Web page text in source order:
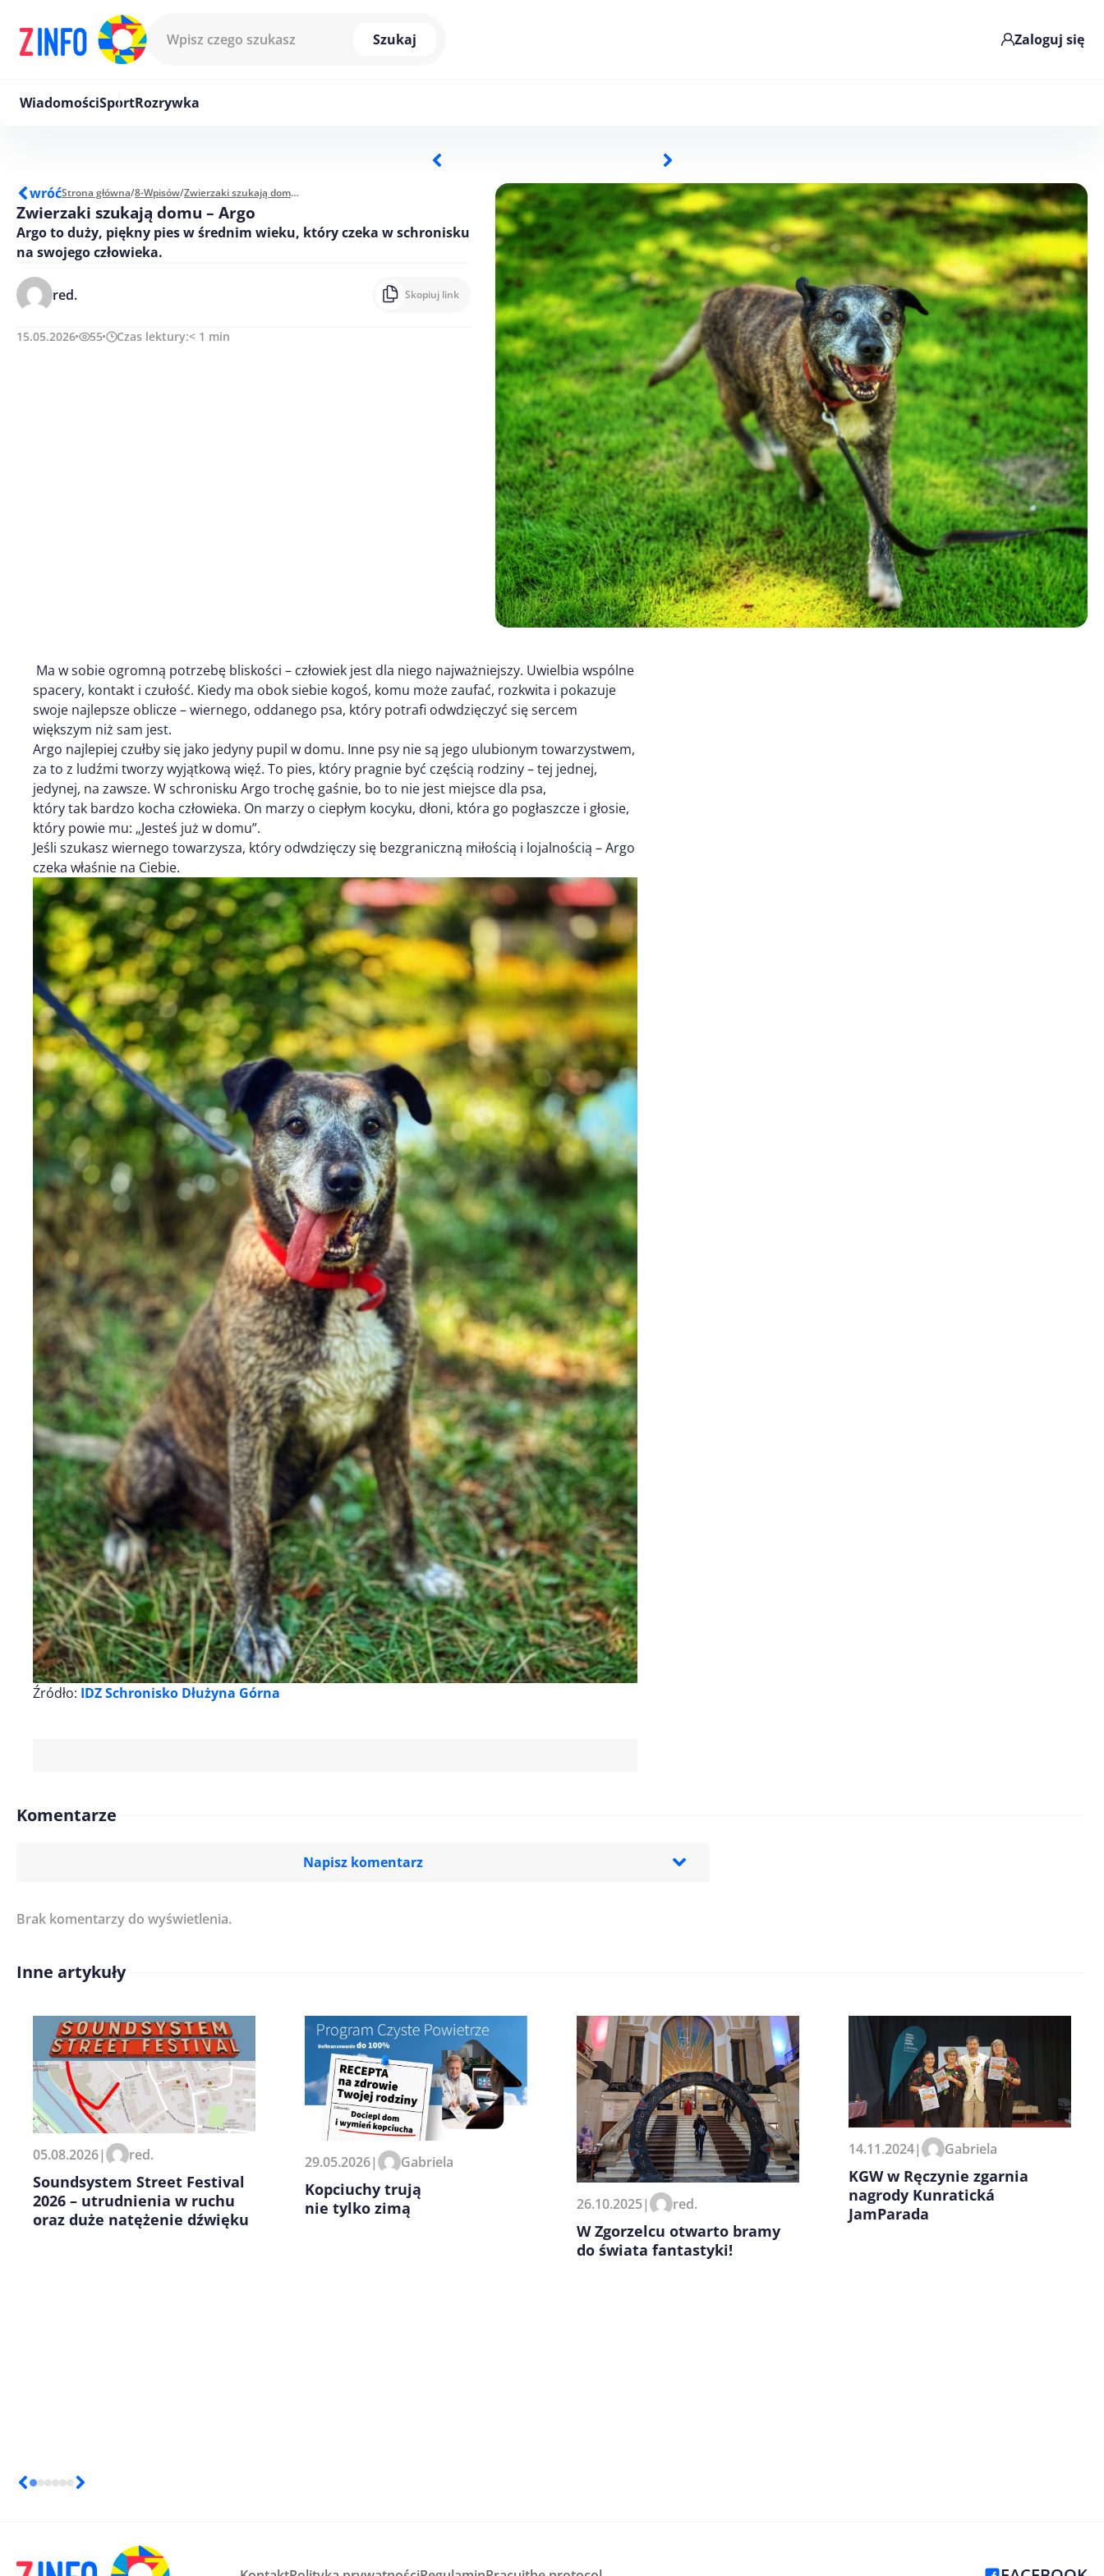
Szukaj
Zaloguj się
WiadomościSportRozrywka
wróćStrona główna/8-Wpisów/ Zwierzaki szukają domu - Argo
Zwierzaki szukają domu – Argo
Argo to duży, piękny pies w średnim wieku, który czeka w schronisku
na swojego człowieka.
red. Skopiuj link
15.05.2026 55 Czas lektury:< 1 min
Ma w sobie ogromną potrzebę bliskości – człowiek jest dla niego najważniejszy. Uwielbia wspólne
spacery, kontakt i czułość. Kiedy ma obok siebie kogoś, komu może zaufać, rozkwita i pokazuje
swoje najlepsze oblicze – wiernego, oddanego psa, który potrafi odwdzięczyć się sercem
większym niż sam jest.
Argo najlepiej czułby się jako jedyny pupil w domu. Inne psy nie są jego ulubionym towarzystwem,
za to z ludźmi tworzy wyjątkową więź. To pies, który pragnie być częścią rodziny – tej jednej,
jedynej, na zawsze. W schronisku Argo trochę gaśnie, bo to nie jest miejsce dla psa,
który tak bardzo kocha człowieka. On marzy o ciepłym kocyku, dłoni, która go pogłaszcze i głosie,
który powie mu: „Jesteś już w domu”.
Jeśli szukasz wiernego towarzysza, który odwdzięczy się bezgraniczną miłością i lojalnością – Argo
czeka właśnie na Ciebie.
Źródło: IDZ Schronisko Dłużyna Górna
Komentarze
Napisz komentarz
Imię/ Nick*
Zapamiętaj moje dane w tej przeglądarce podczas pisania
kolejnych komentarzy.
Brak komentarzy do wyświetlenia.
Inne artykuły
05.08.2026| red.
Soundsystem Street Festival
2026 – utrudnienia w ruchu
oraz duże natężenie dźwięku
29.05.2026| Gabriela
Kopciuchy trują
nie tylko zimą
26.10.2025| red.
W Zgorzelcu otwarto bramy
do świata fantastyki!
14.11.2024| Gabriela
KGW w Ręczynie zgarnia
nagrody Kunratická
JamParada